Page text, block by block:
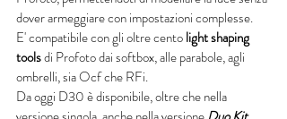
dover armeggiare con impostazioni complesse.
E' compatibile con gli oltre cento light shaping
tools di Profoto dai softbox, alle parabole, agli
ombrelli, sia Ocf che RFi.
Da oggi D30 è disponibile, oltre che nella